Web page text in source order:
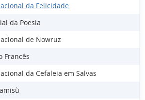
da Felicidade
da Poesia
de Nowruz
Francês
da Cefaleia em Salvas